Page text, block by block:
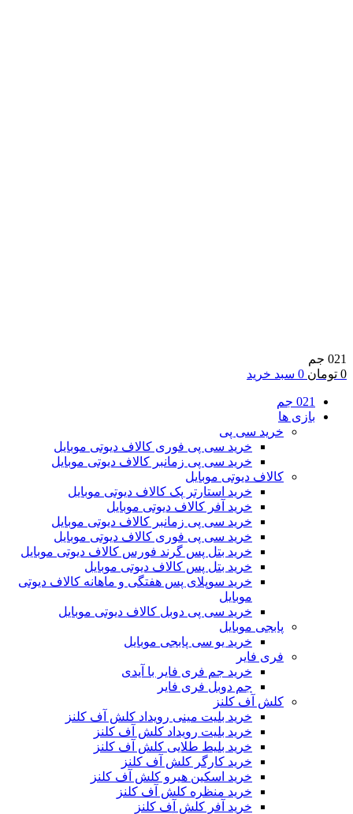
021 جم
0 تومان 0 سبد خرید
021 جم
بازی ها
خرید سی پی
خرید سی پی فوری کالاف دیوتی موبایل
خرید سی پی زمانبر کالاف دیوتی موبایل
کالاف دیوتی موبایل
خرید استارتر پک کالاف دیوتی موبایل
خرید آفر کالاف دیوتی موبایل
خرید سی پی زمانبر کالاف دیوتی موبایل
خرید سی پی فوری کالاف دیوتی موبایل
خرید بتل پس گرند فورس کالاف دیوتی موبایل
خرید بتل پس کالاف دیوتی موبایل
خرید سوپلای پس هفتگی و ماهانه کالاف دیوتی
موبایل
خرید سی پی دوبل کالاف دیوتی موبایل
پابجی موبایل
خرید یو سی پابجی موبایل
فری فایر
خرید جم فری فایر با آیدی
جم دوبل فری فایر
کلش آف کلنز
خرید بلیت مینی رویداد کلش آف کلنز
خرید بلیت رویداد کلش آف کلنز
خرید بلیط طلایی کلش آف کلنز
خرید کارگر کلش آف کلنز
خرید اسکین هیرو کلش آف کلنز
خرید منظره کلش آف کلنز
خرید آفر کلش آف کلنز